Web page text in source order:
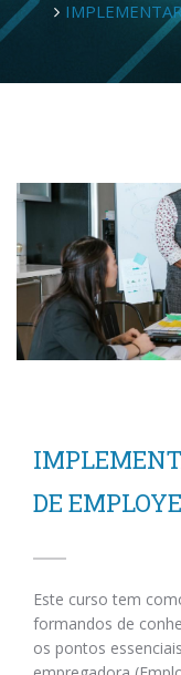
DE
Este curso tem
formandos de
os pontos